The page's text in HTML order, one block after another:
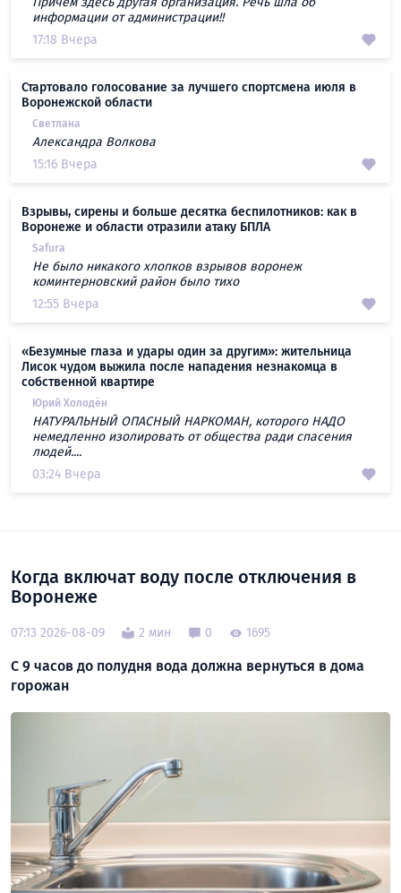
информации от администрации!!
17:18 Вчера
Стартовало голосование за лучшего спортсмена июля в
Воронежской области
Светлана
Александра Волкова
15:16 Вчера
Взрывы, сирены и больше десятка беспилотников: как в
Воронеже и области отразили атаку БПЛА
Safura
Не было никакого хлопков взрывов воронеж
коминтерновский район было тихо
12:55 Вчера
«Безумные глаза и удары один за другим»: жительница
Лисок чудом выжила после нападения незнакомца в
собственной квартире
Юрий Холодён
НАТУРАЛЬНЫЙ ОПАСНЫЙ НАРКОМАН, которого НАДО
немедленно изолировать от общества ради спасения
людей....
03:24 Вчера
Когда включат воду после отключения в
Воронеже
07:13 2026-08-09 2 мин 0 1695
С 9 часов до полудня вода должна вернуться в дома
горожан